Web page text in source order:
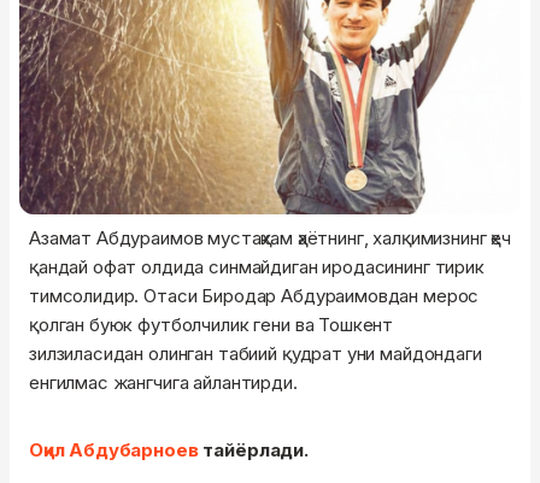
Азамат Абдураимов мустаҳкам ҳаётнинг, халқимизнинг ҳеч
қандай офат олдида синмайдиган иродасининг тирик
тимсолидир. Отаси Биродар Абдураимовдан мерос
қолган буюк футболчилик гени ва Тошкент
зилзиласидан олинган табиий қудрат уни майдондаги
енгилмас жангчига айлантирди.
Оқил Абдубарноевтайёрлади.